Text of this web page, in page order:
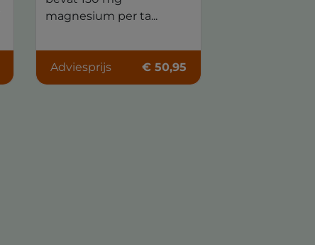
magnesium per ta...
Adviesprijs € 50,95